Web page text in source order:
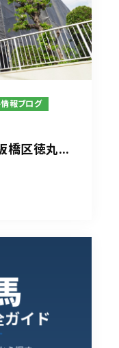
報ブログ
橋区徳丸...